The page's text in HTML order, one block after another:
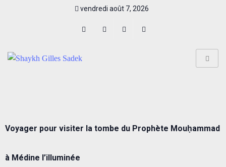
vendredi août 7, 2026
Voyager pour visiter la tombe du Prophète Mouḥammad
à Médine l’illuminée